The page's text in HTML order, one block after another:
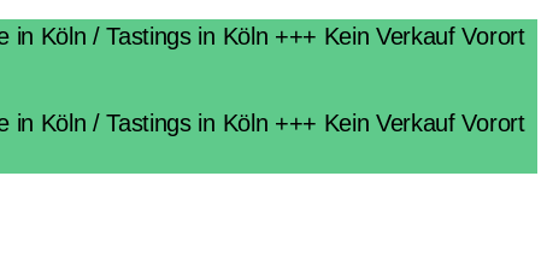
Köln / Tastings in Köln +++ Kein Verkauf Vorort
Köln / Tastings in Köln +++ Kein Verkauf Vorort